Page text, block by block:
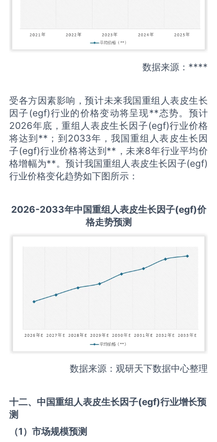
数据来源：****
受各方因素影响，预计未来我国重组人表皮生长
因子(egf)行业的价格变动将呈现**态势。预计
2026年底，重组人表皮生长因子(egf)行业价格
将达到**；到2033年，我国重组人表皮生长因
子(egf)行业价格将达到**，未来8年行业平均价
格增幅为**。预计我国重组人表皮生长因子(egf)
行业价格变化趋势如下图所示：
2026-2033年中国重组人表皮生长因子(egf)价
格走势预测
数据来源：观研天下数据中心整理
十二、中国重组人表皮生长因子(egf)行业增长预
测
（1）市场规模预测